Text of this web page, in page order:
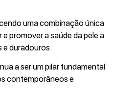
uma combinação única
promover a saúde da pele a
e duradouros.
a ser um pilar fundamental
contemporâneos e